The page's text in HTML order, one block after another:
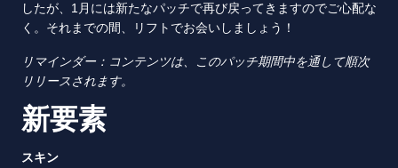
したが、1月には新たなパッチで再び戻ってきますのでご心配な
く。それまでの間、リフトでお会いしましょう！
リマインダー：コンテンツは、このパッチ期間中を通して順次
リリースされます。
新要素
スキン